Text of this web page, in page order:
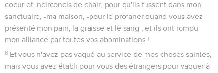
coeur et incirconcis de chair, pour qu'ils fussent dans mon
sanctuaire, -ma maison, -pour le profaner quand vous avez
présenté mon pain, la graisse et le sang ; et ils ont rompu
mon alliance par toutes vos abominations !
8 Et vous n'avez pas vaqué au service de mes choses saintes,
mais vous avez établi pour vous des étrangers pour vaquer à